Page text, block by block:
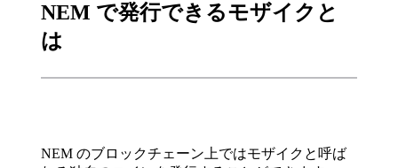
NEM で発行できるモザイクと
は
NEM のブロックチェーン上ではモザイクと呼ば